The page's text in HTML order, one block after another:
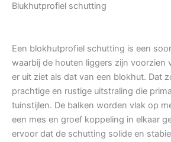
Blukhutprofiel schutting
Een blokhutprofiel schutting is een
waarbij de houten liggers zijn voorzien
er uit ziet als dat van een blokhut. Dat
prachtige en rustige uitstraling die
tuinstijlen. De balken worden vlak op
een mes en groef koppeling in elkaar
ervoor dat de schutting solide en